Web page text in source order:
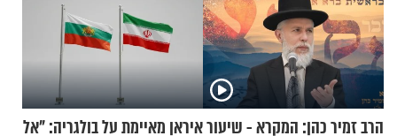
הרב זמיר כהן: המקרא - שיעוראיראן מאיימת על בולגריה: "אל